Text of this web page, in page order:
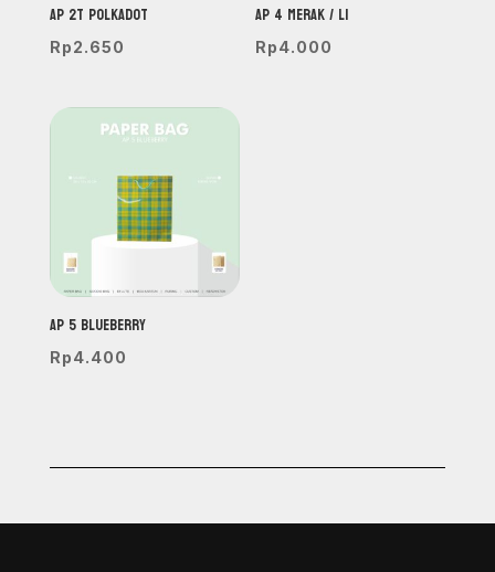
AP 2T POLKADOT
Rp2.650
Ap 4 MERAK / L1
Rp4.000
Ap 5 BLUEBERRY
Rp4.400